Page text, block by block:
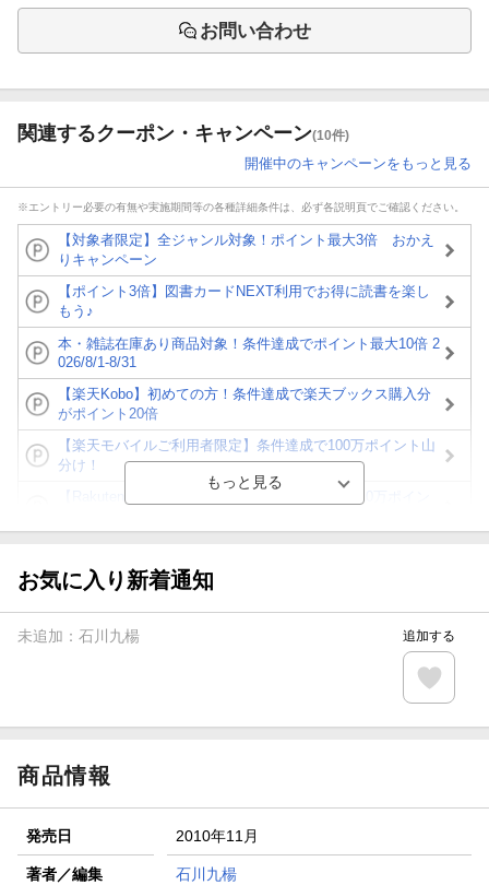
お問い合わせ
関連するクーポン・キャンペーン(10件)
開催中のキャンペーンをもっと見る
※エントリー必要の有無や実施期間等の各種詳細条件は、必ず各説明頁でご確認ください。
【対象者限定】全ジャンル対象！ポイント最大3倍 おかえ
りキャンペーン
【ポイント3倍】図書カードNEXT利用でお得に読書を楽し
もう♪
本・雑誌在庫あり商品対象！条件達成でポイント最大10倍 2
026/8/1-8/31
【楽天Kobo】初めての方！条件達成で楽天ブックス購入分
がポイント20倍
【楽天モバイルご利用者限定】条件達成で100万ポイント山
分け！
が当たる！
楽天モバイル紹介キャンペーンの拡散で300円OFFクーポン
条件達成で楽天限定・宝塚歌劇 宙組貸切公演ペアチケット
お気に入り新着通知
未追加： 石川九楊 追加する
商品情報
発売日 2010年11月
著者／編集 石川九楊